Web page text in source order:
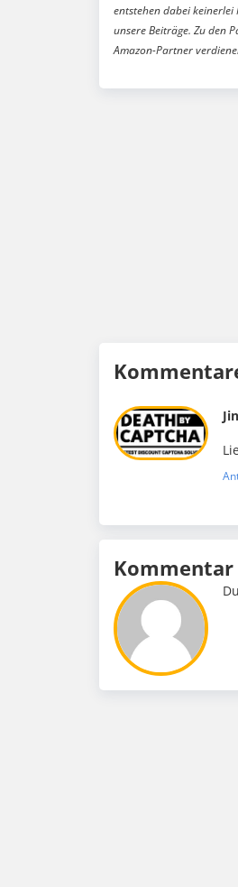
entstehen dabei
unsere Beiträge. Zu den
Amazon-Partner